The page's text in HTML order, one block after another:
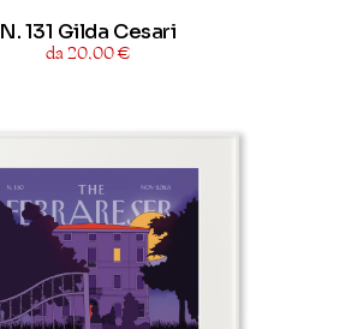
N. 131 Gilda Cesari
da 20,00 €